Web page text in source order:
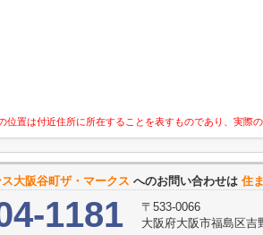
置は付近住所に所在することを表すものであり、実際
大阪谷町ザ・マークス へのお問い合わせは 住
1181
〒533-0066
大阪府大阪市福島区吉